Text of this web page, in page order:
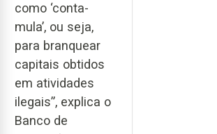
como ‘conta-
mula’, ou seja,
para branquear
capitais obtidos
em atividades
ilegais”, explica o
Banco de